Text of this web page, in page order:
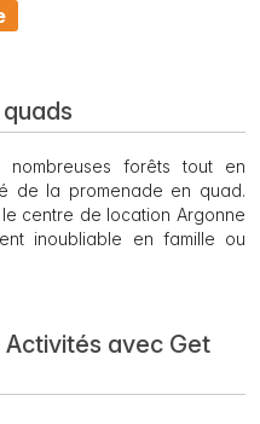
forêts tout en
de la promenade en quad.
centre de location Argonne
inoubliable en famille ou
avec Get